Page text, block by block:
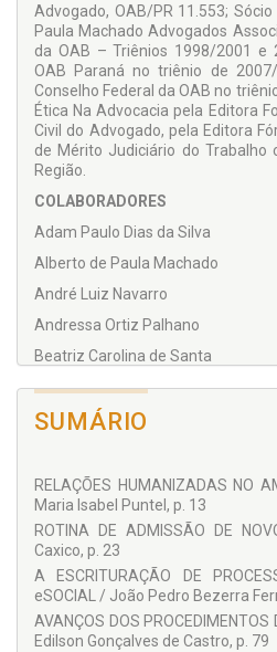
Advogado, OAB/PR 11.553;
Paula Machado Advogados
da OAB – Triênios 1998/2001 e
OAB Paraná no triênio de
Conselho Federal da OAB no
Ética Na Advocacia pela Editora
Civil do Advogado, pela Editora
de Mérito Judiciário do Trabalho
Região.
COLABORADORES
Adam Paulo Dias da Silva
Alberto de Paula Machado
André Luiz Navarro
Andressa Ortiz Palhano
Beatriz Carolina de Santa
Carolina Quinelato da Costa
Clovis Viveiros Neto
Eduardo Luiz Correia
Ema Cristina Degraf
João Pedro Bezerra Ferreira
Laís Weiss de Paula Machado
Lara Caxico
Lígia Weiss de Paula Machado
SUMÁRIO
RELAÇÕES HUMANIZADAS NO
Maria Isabel Puntel, p. 13
ROTINA DE ADMISSÃO DE
Caxico, p. 23
A ESCRITURAÇÃO DE
eSOCIAL / João Pedro Bezerra
AVANÇOS DOS
Edilson Gonçalves de Castro, p. 79